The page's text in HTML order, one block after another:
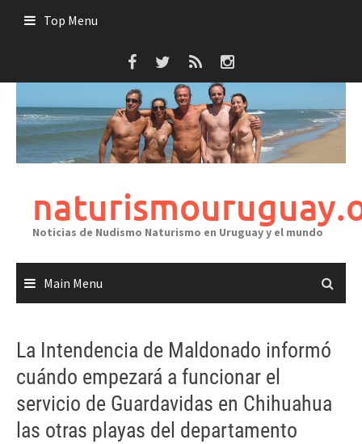
Top Menu
Noticias de Nudismo Naturismo en Uruguay y el mundo
Main Menu
La Intendencia de Maldonado informó
cuándo empezará a funcionar el
servicio de Guardavidas en Chihuahua
las otras playas del departamento